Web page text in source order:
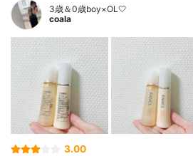
3歳＆0歳boy×OL🤍
coala
3.00